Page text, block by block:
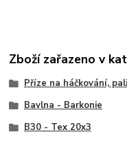
Zboží zařazeno v
Příze na háčkování,
Bavlna - Barkonie
B30 - Tex 20x3